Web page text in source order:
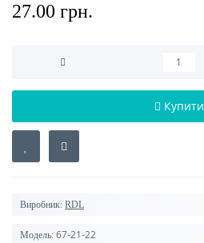
27.00 грн.
Купити
Виробник: RDL
Модель: 67-21-22